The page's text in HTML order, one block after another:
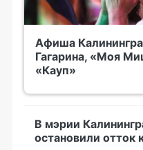
Афиша
Гагарина, «Моя
«Кауп»
В мэрии
остановили отток